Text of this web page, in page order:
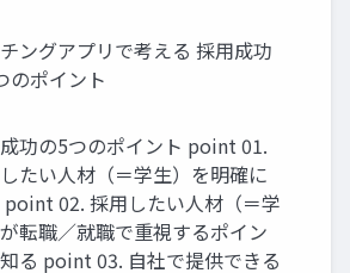
ングアプリで考える 採用成功
のポイント
功の5つのポイント point 01.
たい人材（＝学生）を明確に
point 02. 採用したい人材（＝学
転職／就職で重視するポイン
知る point 03. 自社で提供できる